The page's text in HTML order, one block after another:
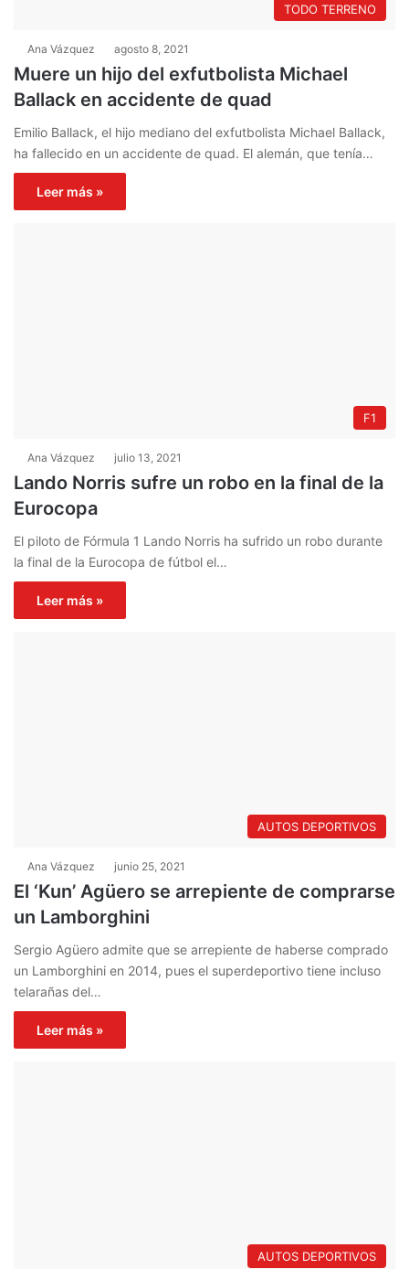
TODO TERRENO
Ana Vázquez agosto 8, 2021
Muere un hijo del exfutbolista Michael
Ballack en accidente de quad
Emilio Ballack, el hijo mediano del exfutbolista Michael Ballack,
ha fallecido en un accidente de quad. El alemán, que tenía…
Leer más »
F1
Ana Vázquez julio 13, 2021
Lando Norris sufre un robo en la final de la
Eurocopa
El piloto de Fórmula 1 Lando Norris ha sufrido un robo durante
la final de la Eurocopa de fútbol el…
Leer más »
AUTOS DEPORTIVOS
Ana Vázquez junio 25, 2021
El ‘Kun’ Agüero se arrepiente de comprarse
un Lamborghini
Sergio Agüero admite que se arrepiente de haberse comprado
un Lamborghini en 2014, pues el superdeportivo tiene incluso
telarañas del…
Leer más »
AUTOS DEPORTIVOS